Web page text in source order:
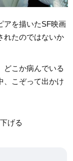
アを描いたSF映画
れたのではないか
どこか病んでいる
、こぞって出かけ
下げる